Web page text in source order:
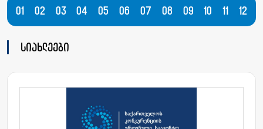
01 02 03 04 05 06 07 08 09 10 11 12
სიახლეები